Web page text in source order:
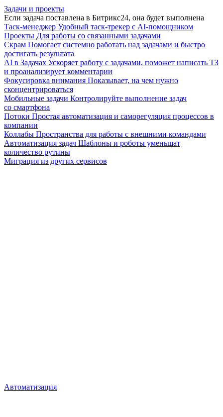
Задачи и проекты
Если задача поставлена в Битрикс24, она будет выполнена
Таск-менеджер Удобный таск-трекер с AI-помощником
Проекты Для работы со связанными задачами
Скрам Помогает системно работать над задачами и быстро
достигать результата
AI в Задачах Ускоряет работу с задачами, поможет написать ТЗ
и проанализирует комментарии
Фокусировка внимания Показывает, на чем нужно
сконцентрироваться
Мобильные задачи Контролируйте выполнение задач
со смартфона
Потоки Простая автоматизация и саморегуляция процессов в
компании
Коллабы Пространства для работы с внешними командами
Автоматизация задач Шаблоны и роботы уменьшат
количество рутины
Миграция из других сервисов
Автоматизация